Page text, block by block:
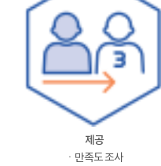
제공
ㆍ만족도 조사